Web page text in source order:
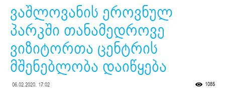
ვაშლოვანის ეროვნულ
პარკში თანამედროვე
ვიზიტორთა ცენტრის
მშენებლობა დაიწყება
06.02.2020. 17:02 1085